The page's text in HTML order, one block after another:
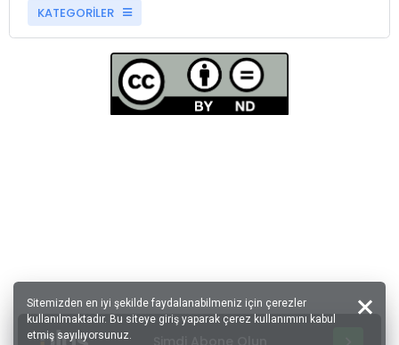
KATEGORİLER
Sitemizden en iyi şekilde faydalanabilmeniz için çerezler
kullanılmaktadır. Bu siteye giriş yaparak çerez kullanımını kabul
etmiş sayılıyorsunuz.